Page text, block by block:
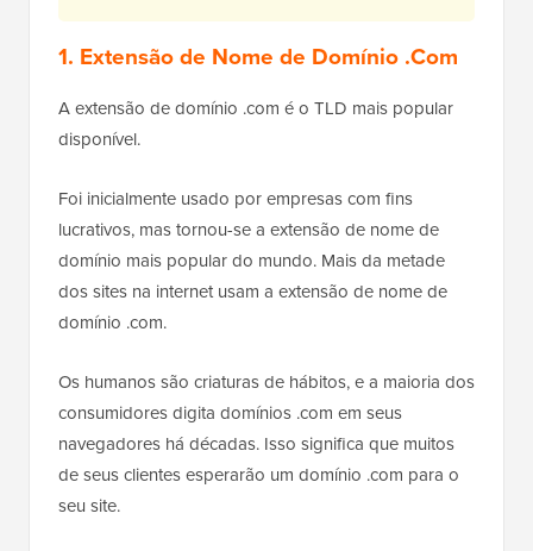
1. Extensão de Nome de Domínio .Com
A extensão de domínio .com é o TLD mais popular
disponível.
Foi inicialmente usado por empresas com fins
lucrativos, mas tornou-se a extensão de nome de
domínio mais popular do mundo. Mais da metade
dos sites na internet usam a extensão de nome de
domínio .com.
Os humanos são criaturas de hábitos, e a maioria dos
consumidores digita domínios .com em seus
navegadores há décadas. Isso significa que muitos
de seus clientes esperarão um domínio .com para o
seu site.